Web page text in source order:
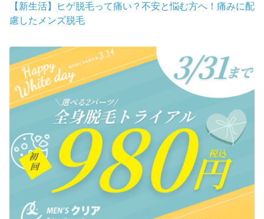
【新生活】ヒゲ脱毛って痛い？不安と悩む方へ！痛みに配
慮したメンズ脱毛